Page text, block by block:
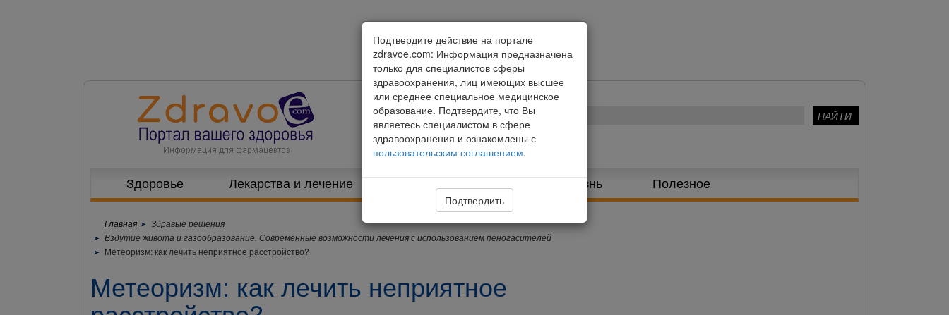
Здоровье Лекарства и лечение Питание и диета Здоровая жизнь Полезное
Главная
Здравые решения
Вздутие живота и газообразование. Современные возможности лечения с использованием пеногасителей
Метеоризм: как лечить неприятное расстройство?
Метеоризм: как лечить неприятное
Подтвердите действие на портале
zdravoe.com: Информация предназначена
только для специалистов сферы
здравоохранения, лиц имеющих высшее
или среднее специальное медицинское
образование. Подтвердите, что Вы
являетесь специалистом в сфере
здравоохранения и ознакомлены с
пользовательским соглашением.
Подтвердить